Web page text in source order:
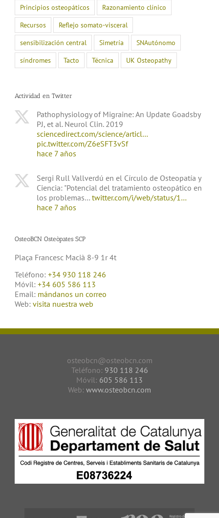
Principios osteopáticos
Razonamiento clínico
Recursos
Reflejo somato-visceral
sensibilización central
Simetría
SNAutónomo
síndromes
Tacto Técnica UK Osteopathy
Actividad en Twitter
Pathophysiology of Migraine: An Update Goadsby
PJ, et al. Neurol Clin. 2019
sciencedirect.com/science/articl…
pic.twitter.com/Z6eSFT3vSf
hace 7 años
Sergi Rull Vallverdú en el Círculo de Osteopatía y
Ciencia: "Potencial del tratamiento osteopático en
los problemas… twitter.com/i/web/status/1…
hace 7 años
OsteoBCN Osteòpates SCP
Plaça Francesc Macià 8-9 1r 4t
Teléfono: +34 930 118 246
Móvil: +34 605 586 113
Email: mándanos un correo
Web: visita nuestra web
osteobcn@osteobcn.com
Teléfono: 930 118 246
Móvil: 605 586 113
Web: www.osteobcn.com